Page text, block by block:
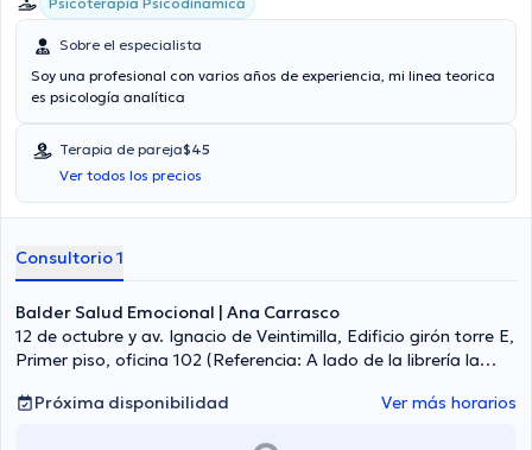
Sobre el especialista
Soy una profesional con varios años de experiencia, mi linea teorica
es psicología analítica
Terapia de pareja$45
Ver todos los precios
Consultorio 1
Balder Salud Emocional | Ana Carrasco
12 de octubre y av. Ignacio de Veintimilla, Edificio girón torre E,
Primer piso, oficina 102 (Referencia: A lado de la librería la
Próxima disponibilidad
Ver más horarios